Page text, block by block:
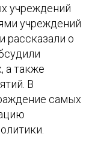
учреждений
учреждений
рассказали о
а также
В
самых